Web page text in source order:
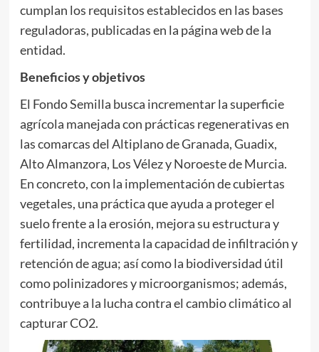
cumplan los requisitos establecidos en las bases
reguladoras, publicadas en la página web de la
entidad.
Beneficios y objetivos
El Fondo Semilla busca incrementar la superficie
agrícola manejada con prácticas regenerativas en
las comarcas del Altiplano de Granada, Guadix,
Alto Almanzora, Los Vélez y Noroeste de Murcia.
En concreto, con la implementación de cubiertas
vegetales, una práctica que ayuda a proteger el
suelo frente a la erosión, mejora su estructura y
fertilidad, incrementa la capacidad de infiltración y
retención de agua; así como la biodiversidad útil
como polinizadores y microorganismos; además,
contribuye a la lucha contra el cambio climático al
capturar CO2.